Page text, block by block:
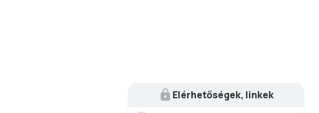
Elérhetőségek, linkek